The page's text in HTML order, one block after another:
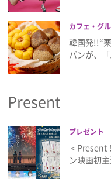
Emo!miuとは？
免責事項
プライバシーポリシー
利用規約
お問い合わせ
カフェ・グ
韓国発!!“
パンが、
Present
プレゼント
＜Present
ン映画初